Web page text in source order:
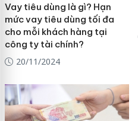
Vay tiêu dùng là gì? Hạn
mức vay tiêu dùng tối đa
cho mỗi khách hàng tại
công ty tài chính?
20/11/2024